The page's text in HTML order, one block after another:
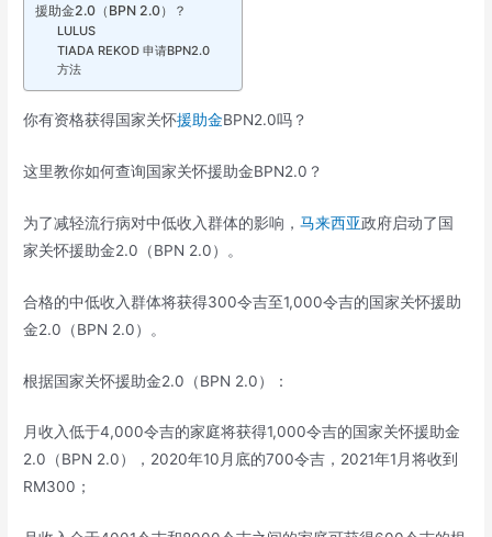
援助金2.0（BPN 2.0）？
LULUS
TIADA REKOD 申请BPN2.0
方法
你有资格获得国家关怀援助金BPN2.0吗？
这里教你如何查询国家关怀援助金BPN2.0？
为了减轻流行病对中低收入群体的影响，马来西亚政府启动了国
家关怀援助金2.0（BPN 2.0）。
合格的中低收入群体将获得300令吉至1,000令吉的国家关怀援助
金2.0（BPN 2.0）。
根据国家关怀援助金2.0（BPN 2.0）：
月收入低于4,000令吉的家庭将获得1,000令吉的国家关怀援助金
2.0（BPN 2.0），2020年10月底的700令吉，2021年1月将收到
RM300；